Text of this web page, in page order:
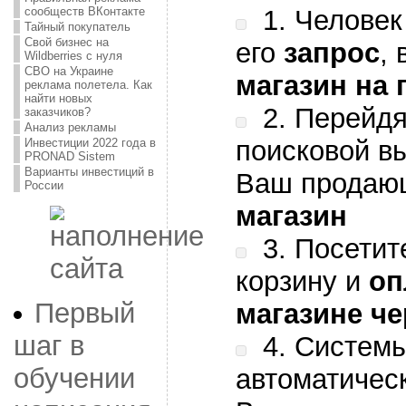
сообществ ВКонтакте
Тайный покупатель
Свой бизнес на
Wildberries с нуля
СВО на Украине
реклама полетела. Как
найти новых
заказчиков?
Анализ рекламы
Инвестиции 2022 года в
PRONAD Sistem
Варианты инвестиций в
России
Первый
шаг в
обучении
1. Человек
его запрос,
магазин на
2. Перейдя
поисковой
Ваш
магазин
3.
корзину и
магазине
4.